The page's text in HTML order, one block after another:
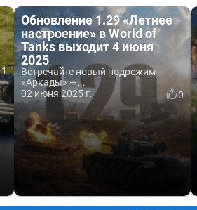
1
Обновление 1.29 «Летнее
настроение» в World of
Tanks выходит 4 июня
2025
Встречайте новый подрежим
«Аркады» —...
02 июня 2025 г.
0